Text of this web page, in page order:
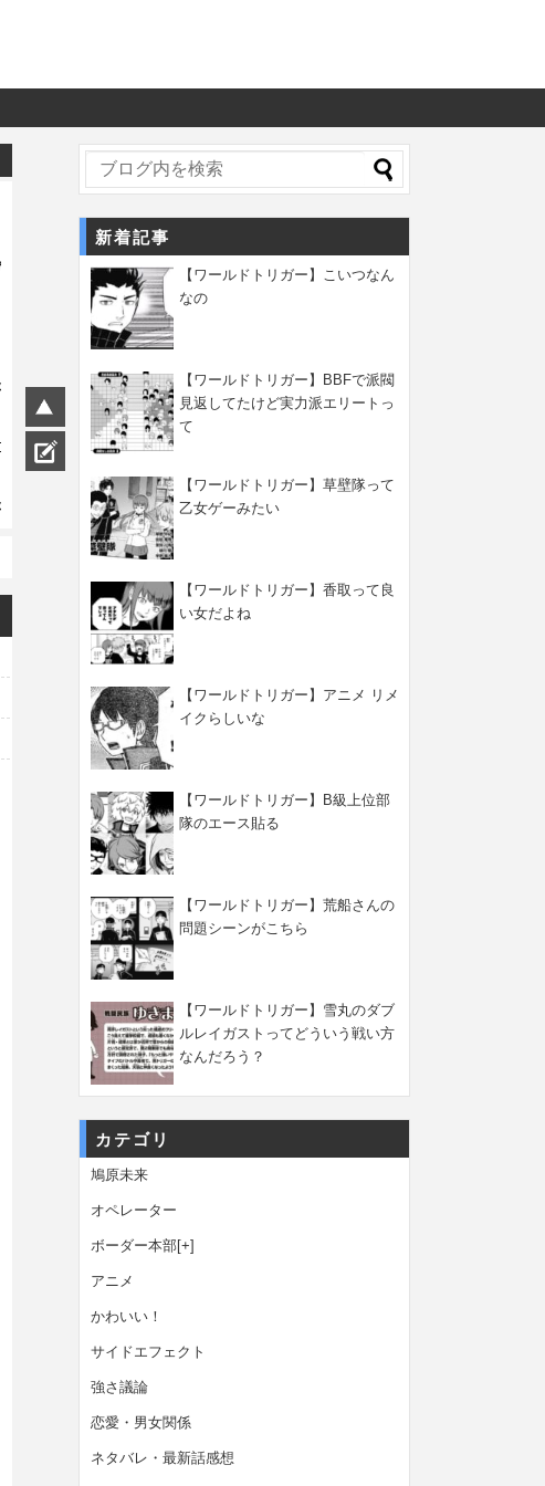
新着記事
【ワールドトリガー】こいつなん
なの
【ワールドトリガー】BBFで派閥
見返してたけど実力派エリートっ
て
【ワールドトリガー】草壁隊って
乙女ゲーみたい
【ワールドトリガー】香取って良
い女だよね
【ワールドトリガー】アニメ リメ
イクらしいな
【ワールドトリガー】B級上位部
隊のエース貼る
【ワールドトリガー】荒船さんの
問題シーンがこちら
【ワールドトリガー】雪丸のダブ
ルレイガストってどういう戦い方
なんだろう？
カテゴリ
鳩原未来
オペレーター
ボーダー本部[+]
アニメ
かわいい！
サイドエフェクト
強さ議論
恋愛・男女関係
ネタバレ・最新話感想